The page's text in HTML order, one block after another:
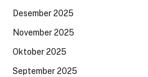
Desember 2025
November 2025
Oktober 2025
September 2025